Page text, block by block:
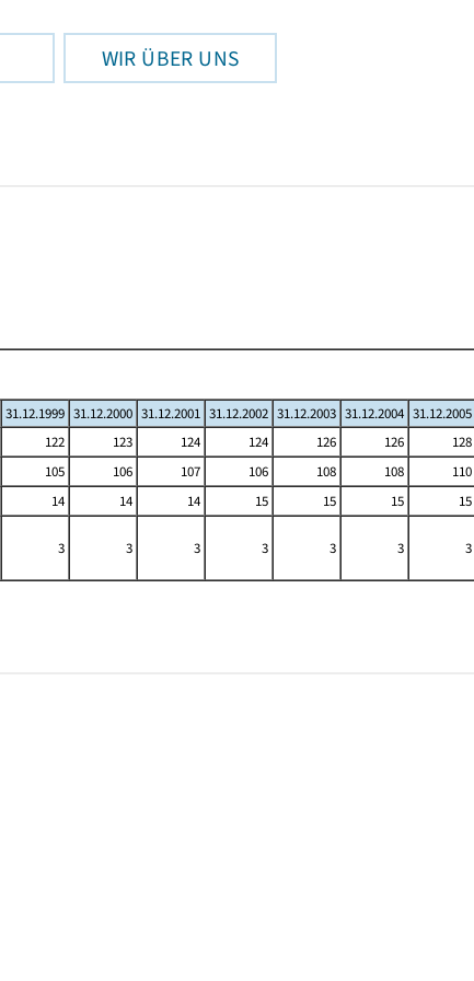
WIR ÜBER UNS
31.12.1999 31.12.2000 31.12.2001 31.12.2002 31.12.2003 31.12.2004 31.12.2005
122 123 124 124 126 126
128
105 106 107 106 108 108
110
14 14 14 15 15 15
15
3 3 3 3 3 3 3